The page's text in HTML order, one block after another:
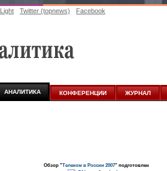
Light Twitter (topnews) Facebook
АНАЛИТИКА КОНФЕРЕНЦИИ ЖУРНАЛ
Обзор "Телеком в России 2007" подготовлен